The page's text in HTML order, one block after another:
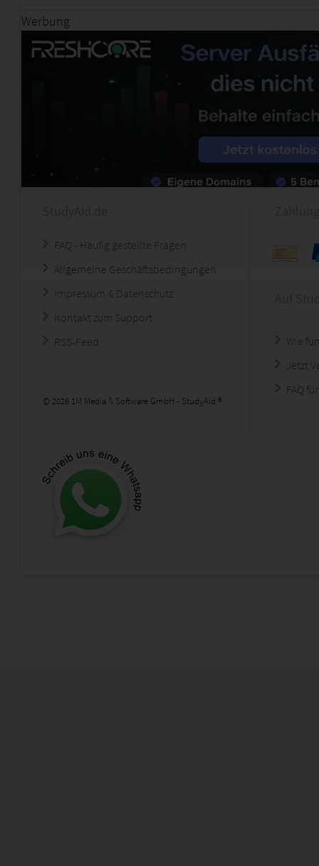
Werbung
FAQ - Häufig gestellte Fragen
Allgemeine Geschäftsbedingungen
Impressum & Datenschutz
Kontakt zum Support
RSS-Feed
© 2026 1M Media & Software GmbH - StudyAid ®
Wie
Jetzt
FAQ